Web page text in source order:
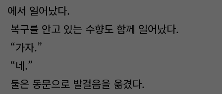
에서 일어났다.
복구를 안고 있는 수향도 함께 일어났다.
“가자.”
“네.”
둘은 동문으로 발걸음을 옮겼다.